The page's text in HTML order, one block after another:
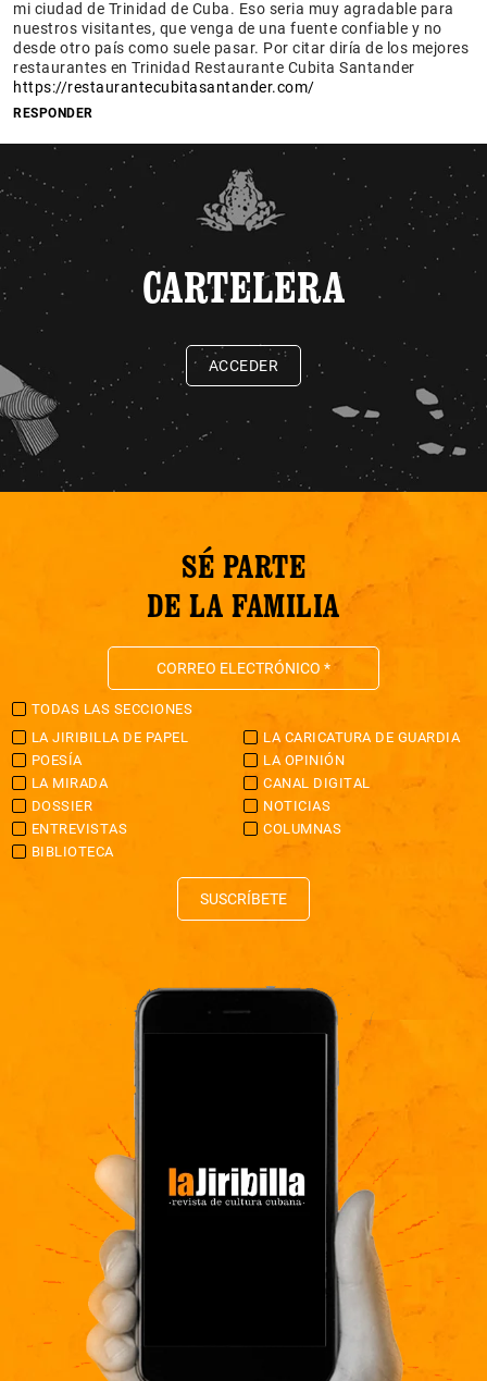
mi ciudad de Trinidad de Cuba. Eso seria muy agradable para
nuestros visitantes, que venga de una fuente confiable y no
desde otro país como suele pasar. Por citar diría de los mejores
restaurantes en Trinidad Restaurante Cubita Santander
https://restaurantecubitasantander.com/
RESPONDER
CARTELERA
ACCEDER
SÉ PARTE
DE LA FAMILIA
TODAS LAS SECCIONES
LA JIRIBILLA DE PAPEL
LA CARICATURA DE GUARDIA
POESÍA
LA OPINIÓN
LA MIRADA
CANAL DIGITAL
DOSSIER
NOTICIAS
ENTREVISTAS
COLUMNAS
BIBLIOTECA
SUSCRÍBETE